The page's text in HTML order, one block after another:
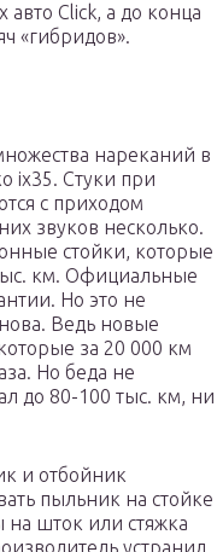
Click, а до конца
«гибридов».
нареканий в
ix35. Стуки при
с приходом
звуков несколько.
стойки, которые
км. Официальные
Но это не
Ведь новые
за 20 000 км
Но беда не
до 80-100 тыс. км, ни
и отбойник
пыльник на стойке
шток или стяжка
устранил